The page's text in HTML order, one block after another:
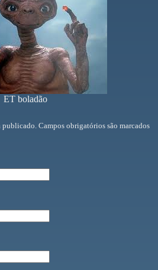
ET boladão
publicado. Campos obrigatórios são marcados